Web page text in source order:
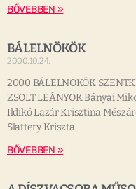
BŐVEBBEN »
BÁLELNÖKÖK
2000.10.24.
2000 BÁLELNÖKÖK
ZSOLT LEÁNYOK Bányai
Ildikó Lazár Krisztina
Slattery Kriszta
BŐVEBBEN »